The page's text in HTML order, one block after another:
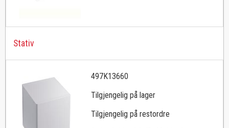
Stativ
497K13660
Tilgjengelig på lager
Tilgjengelig på restordre